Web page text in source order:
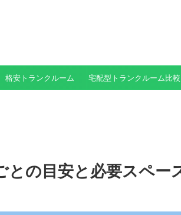
格安トランクルーム 宅配型トランクルーム比較
との目安と必要スペー